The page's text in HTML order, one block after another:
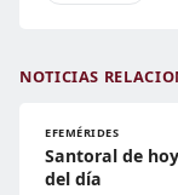
NOTICIAS
EFEMÉRIDES
Santoral de
del día